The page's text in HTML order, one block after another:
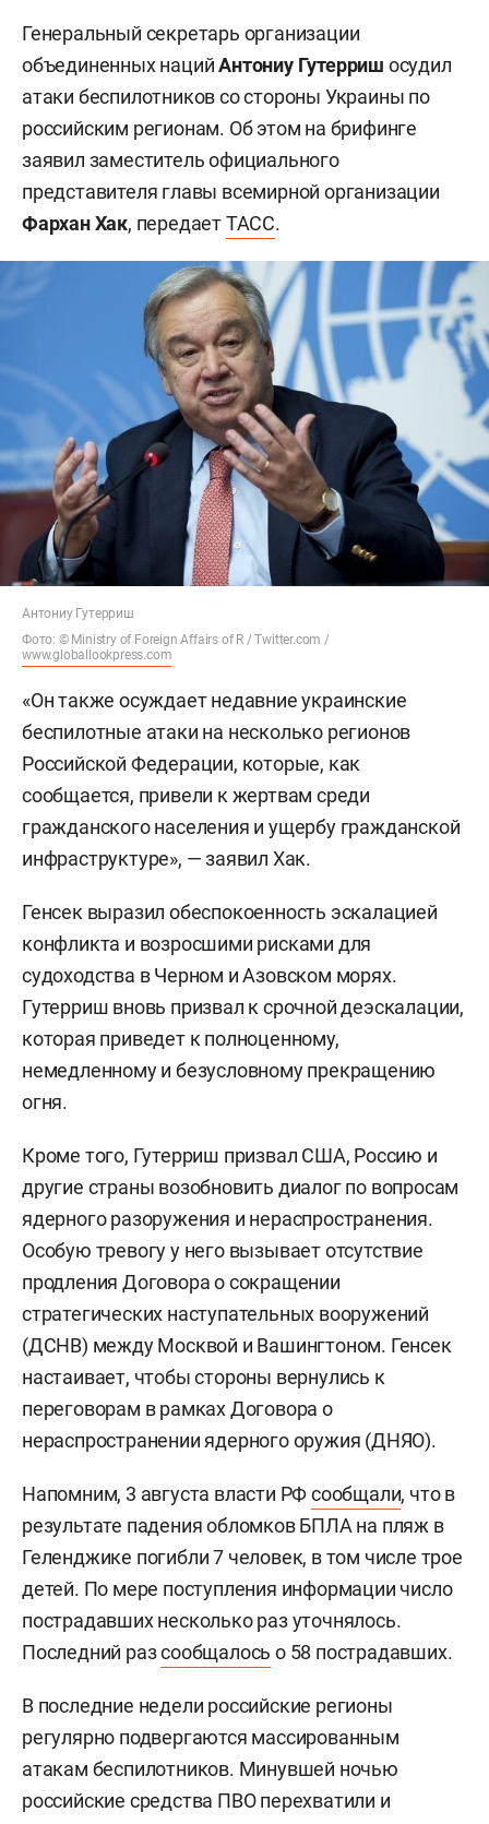
Генеральный секретарь организации
объединенных нацийАнтониу Гутерриш осудил
атаки беспилотников со стороны Украины по
российским регионам. Об этом на брифинге
заявил заместитель официального
представителя главы всемирной организации
Фархан Хак, передаетТАСС.
Антониу Гутерриш
Фото: © Ministry of Foreign Affairs of R / Twitter.com /
www.globallookpress.com
«Он также осуждает недавние украинские
беспилотные атаки на несколько регионов
Российской Федерации, которые, как
сообщается, привели к жертвам среди
гражданского населения и ущербу гражданской
инфраструктуре», — заявил Хак.
Генсек выразил обеспокоенность эскалацией
конфликта и возросшими рисками для
судоходства в Черном и Азовском морях.
Гутерриш вновь призвал к срочной деэскалации,
которая приведет к полноценному,
немедленному и безусловному прекращению
огня.
Кроме того, Гутерриш призвал США, Россию и
другие страны возобновить диалог по вопросам
ядерного разоружения и нераспространения.
Особую тревогу у него вызывает отсутствие
продления Договора о сокращении
стратегических наступательных вооружений
(ДСНВ) между Москвой и Вашингтоном. Генсек
настаивает, чтобы стороны вернулись к
переговорам в рамках Договора о
нераспространении ядерного оружия (ДНЯО).
Напомним, 3 августа власти РФсообщали, что в
результате падения обломков БПЛА на пляж в
Геленджике погибли 7 человек, в том числе трое
детей. По мере поступления информации число
пострадавших несколько раз уточнялось.
Последний разсообщалось о 58 пострадавших.
В последние недели российские регионы
регулярно подвергаются массированным
атакам беспилотников. Минувшей ночью
российские средства ПВО перехватили и